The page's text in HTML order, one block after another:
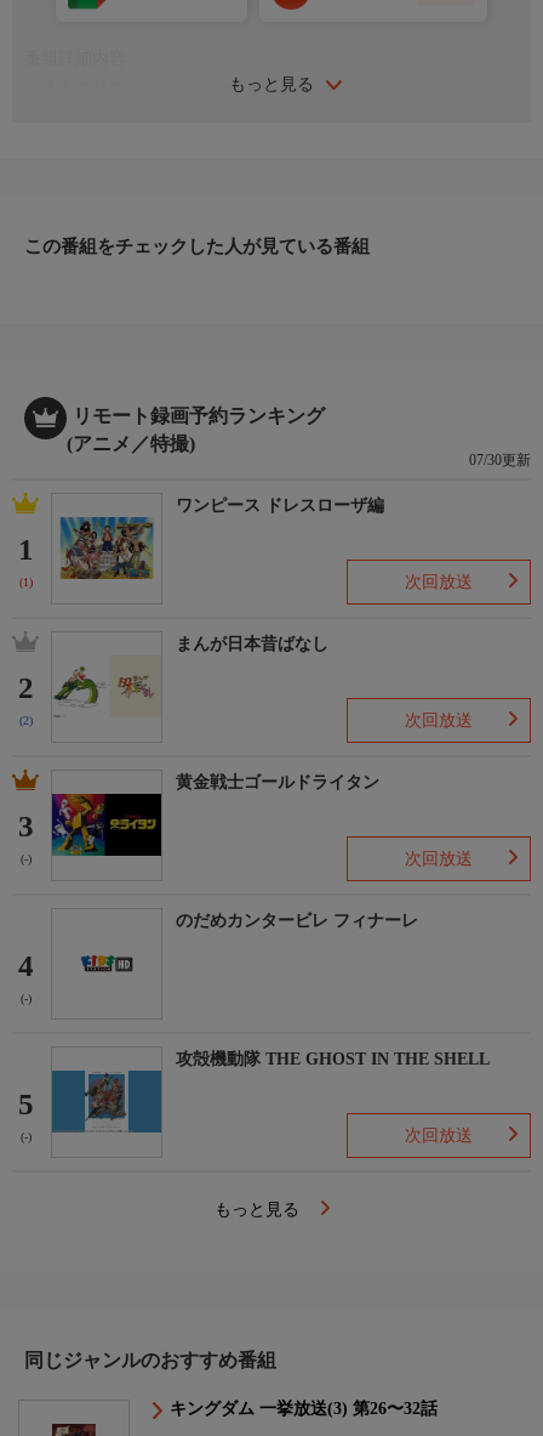
もっと見る
な試練を与えることに。だが、その試練がますますドゥの優しさ
ナレーション：千葉 繁
この番組をチェックした人が見ている番組
リモート録画予約ランキング
(アニメ／特撮)
07/30更新
1
(1)
ワンピース ドレスローザ編
次回放送
2
(2)
まんが日本昔ばなし
次回放送
3
(-)
黄金戦士ゴールドライタン
次回放送
4
(-)
のだめカンタービレ フィナーレ
5
(-)
攻殻機動隊 THE GHOST IN THE SHELL
次回放送
もっと見る
同じジャンルのおすすめ番組
キングダム 一挙放送(3) 第26〜32話